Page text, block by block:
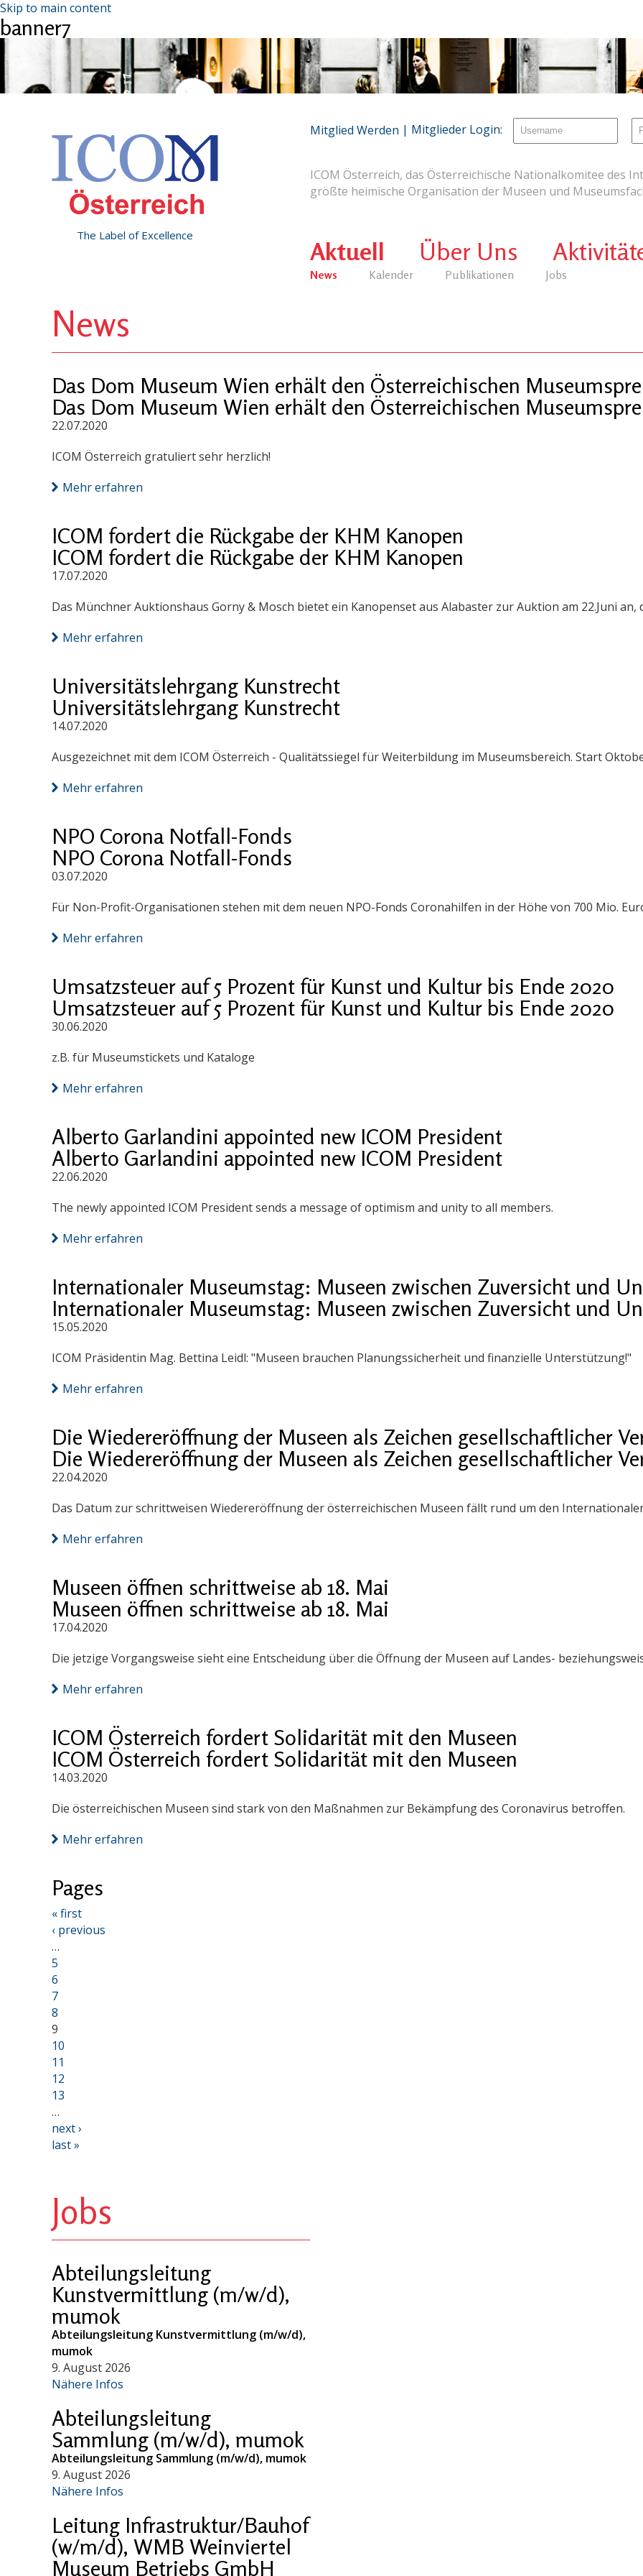
Skip to main content
banner7
The Label of Excellence
ICOM Österreich, das Österreichische Nationalkomitee des
größte heimische Organisation der Museen und
Aktuell
News Kalender Publikationen Jobs
Über Uns
Mitglied Werden | Mitglieder Login:
News
Das Dom Museum Wien erhält den Österreichischen
Das Dom Museum Wien erhält den Österreichischen
22.07.2020
ICOM Österreich gratuliert sehr herzlich!
Mehr erfahren
ICOM fordert die Rückgabe der KHM Kanopen
ICOM fordert die Rückgabe der KHM Kanopen
17.07.2020
Das Münchner Auktionshaus Gorny & Mosch bietet ein Kanopenset aus Alabaster zur Auktion am 22.Juni an,
Mehr erfahren
Universitätslehrgang Kunstrecht
Universitätslehrgang Kunstrecht
14.07.2020
Ausgezeichnet mit dem ICOM Österreich - Qualitätssiegel für Weiterbildung im Museumsbereich. Start
Mehr erfahren
NPO Corona Notfall-Fonds
NPO Corona Notfall-Fonds
03.07.2020
Für Non-Profit-Organisationen stehen mit dem neuen NPO-Fonds Coronahilfen in der Höhe von 700 Mio.
Mehr erfahren
Umsatzsteuer auf 5 Prozent für Kunst und Kultur bis Ende 2020
Umsatzsteuer auf 5 Prozent für Kunst und Kultur bis Ende 2020
30.06.2020
z.B. für Museumstickets und Kataloge
Mehr erfahren
Alberto Garlandini appointed new ICOM President
Alberto Garlandini appointed new ICOM President
22.06.2020
The newly appointed ICOM President sends a message of optimism and unity to all members.
Mehr erfahren
Internationaler Museumstag: Museen zwischen Zuversicht und
Internationaler Museumstag: Museen zwischen Zuversicht und
15.05.2020
ICOM Präsidentin Mag. Bettina Leidl: "Museen brauchen Planungssicherheit und finanzielle Unterstützung!"
Mehr erfahren
Die Wiedereröffnung der Museen als Zeichen gesellschaftlicher
Die Wiedereröffnung der Museen als Zeichen gesellschaftlicher
22.04.2020
Das Datum zur schrittweisen Wiedereröffnung der österreichischen Museen fällt rund um den
Mehr erfahren
Museen öffnen schrittweise ab 18. Mai
Museen öffnen schrittweise ab 18. Mai
17.04.2020
Die jetzige Vorgangsweise sieht eine Entscheidung über die Öffnung der Museen auf Landes-
Mehr erfahren
ICOM Österreich fordert Solidarität mit den Museen
ICOM Österreich fordert Solidarität mit den Museen
14.03.2020
Die österreichischen Museen sind stark von den Maßnahmen zur Bekämpfung des Coronavirus betroffen.
Mehr erfahren
Pages
« first
‹ previous
…
5
6
7
8
9
10
11
12
13
…
next ›
last »
Jobs
Abteilungsleitung
Kunstvermittlung (m/w/d),
mumok
Abteilungsleitung Kunstvermittlung (m/w/d),
mumok
9. August 2026
Nähere Infos
Abteilungsleitung
Sammlung (m/w/d), mumok
Abteilungsleitung Sammlung (m/w/d), mumok
9. August 2026
Nähere Infos
Leitung Infrastruktur/Bauhof
(w/m/d), WMB Weinviertel
Museum Betriebs GmbH